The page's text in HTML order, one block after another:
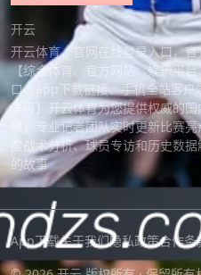
开云
开云体育，官网在线登录入口，
【综合体育、官方网站、娱乐平
口、app下载链接、手机全站客
录等】开云体育为您提供权威的
放，专业记者团队实时更新比赛
度战术分析、球员专访和历史数
的故事
App下载关于我们隐私政策合作条